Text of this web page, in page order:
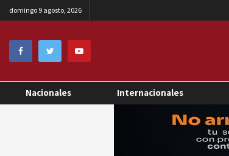
domingo 9 agosto, 2026
Nacionales Internacionales